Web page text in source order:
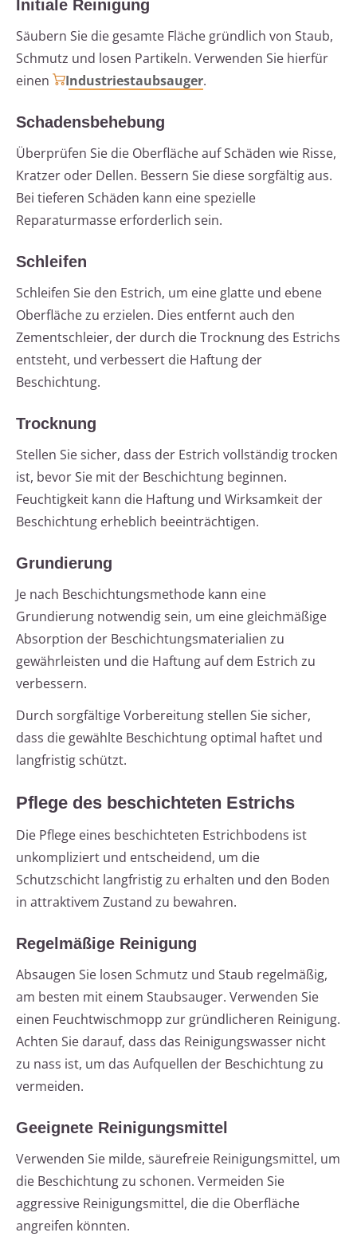
Initiale Reinigung
Säubern Sie die gesamte Fläche gründlich von Staub,
Schmutz und losen Partikeln. Verwenden Sie hierfür
einen
Industriestaubsauger.
Schadensbehebung
Überprüfen Sie die Oberfläche auf Schäden wie Risse,
Kratzer oder Dellen. Bessern Sie diese sorgfältig aus.
Bei tieferen Schäden kann eine spezielle
Reparaturmasse erforderlich sein.
Schleifen
Schleifen Sie den Estrich, um eine glatte und ebene
Oberfläche zu erzielen. Dies entfernt auch den
Zementschleier, der durch die Trocknung des Estrichs
entsteht, und verbessert die Haftung der
Beschichtung.
Trocknung
Stellen Sie sicher, dass der Estrich vollständig trocken
ist, bevor Sie mit der Beschichtung beginnen.
Feuchtigkeit kann die Haftung und Wirksamkeit der
Beschichtung erheblich beeinträchtigen.
Grundierung
Je nach Beschichtungsmethode kann eine
Grundierung notwendig sein, um eine gleichmäßige
Absorption der Beschichtungsmaterialien zu
gewährleisten und die Haftung auf dem Estrich zu
verbessern.
Durch sorgfältige Vorbereitung stellen Sie sicher,
dass die gewählte Beschichtung optimal haftet und
langfristig schützt.
Pflege des beschichteten Estrichs
Die Pflege eines beschichteten Estrichbodens ist
unkompliziert und entscheidend, um die
Schutzschicht langfristig zu erhalten und den Boden
in attraktivem Zustand zu bewahren.
Regelmäßige Reinigung
Absaugen Sie losen Schmutz und Staub regelmäßig,
am besten mit einem Staubsauger. Verwenden Sie
einen Feuchtwischmopp zur gründlicheren Reinigung.
Achten Sie darauf, dass das Reinigungswasser nicht
zu nass ist, um das Aufquellen der Beschichtung zu
vermeiden.
Geeignete Reinigungsmittel
Verwenden Sie milde, säurefreie Reinigungsmittel, um
die Beschichtung zu schonen. Vermeiden Sie
aggressive Reinigungsmittel, die die Oberfläche
angreifen könnten.